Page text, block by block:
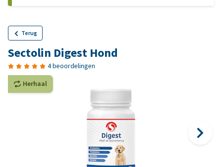
Terug
Sectolin Digest Hond
4 beoordelingen
Herhaal